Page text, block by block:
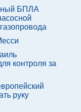
БПЛА
контроля за
руку